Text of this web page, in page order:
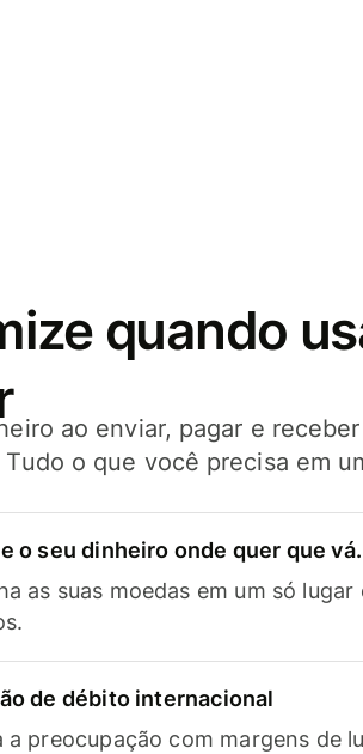
quando
ao enviar, pagar e
o que você precisa em
o seu dinheiro onde quer que vá.
as suas moedas em um só
de débito internacional
a preocupação com margens de